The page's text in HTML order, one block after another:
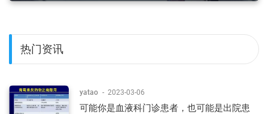
热门资讯
yatao - 2023-03-06
可能你是血液科门诊患者，也可能是出院患